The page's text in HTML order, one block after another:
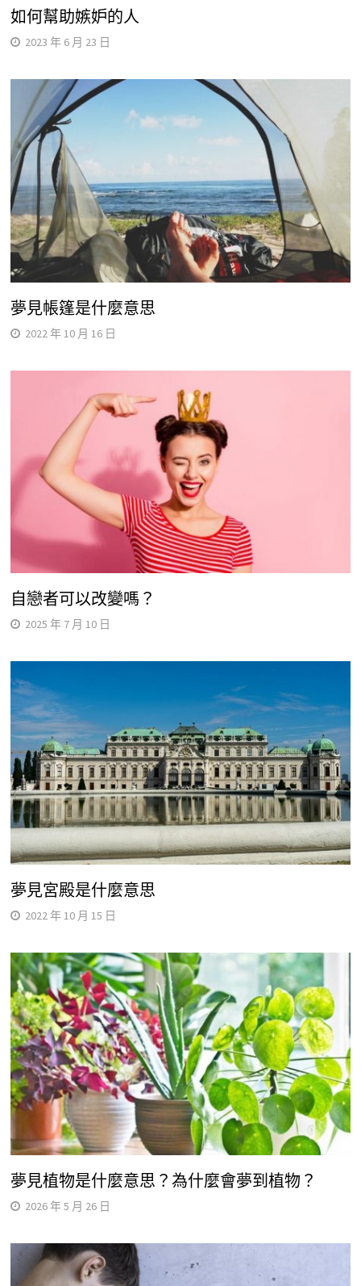
如何幫助嫉妒的人
2023 年 6 月 23 日
夢見帳篷是什麼意思
2022 年 10 月 16 日
自戀者可以改變嗎？
2025 年 7 月 10 日
夢見宮殿是什麼意思
2022 年 10 月 15 日
夢見植物是什麼意思？為什麼會夢到植物？
2026 年 5 月 26 日